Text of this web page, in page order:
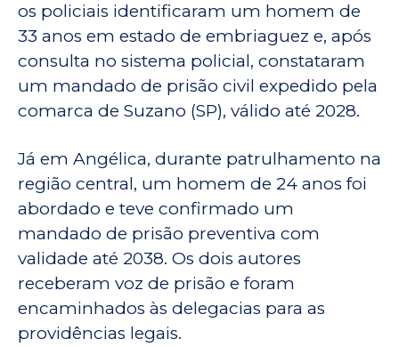
os policiais identificaram um homem de
33 anos em estado de embriaguez e, após
consulta no sistema policial, constataram
um mandado de prisão civil expedido pela
comarca de Suzano (SP), válido até 2028.
Já em Angélica, durante patrulhamento na
região central, um homem de 24 anos foi
abordado e teve confirmado um
mandado de prisão preventiva com
validade até 2038. Os dois autores
receberam voz de prisão e foram
encaminhados às delegacias para as
providências legais.